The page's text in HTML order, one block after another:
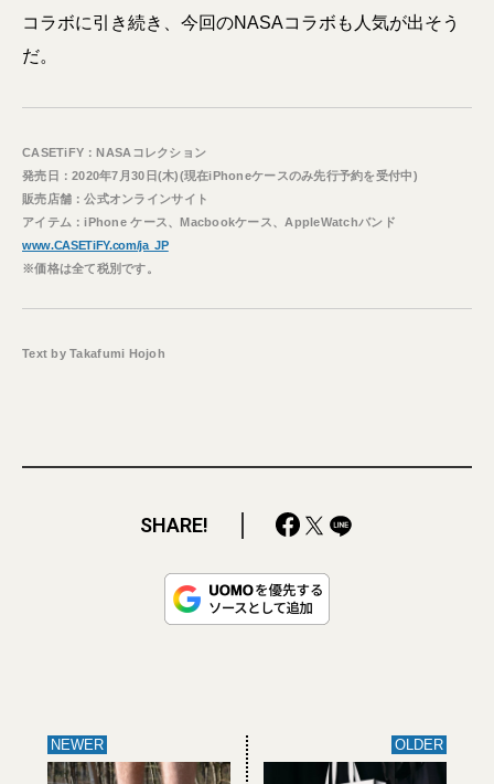
コラボに引き続き、今回のNASAコラボも人気が出そう
だ。
CASETiFY：NASAコレクション
発売日：2020年7月30日(木)(現在iPhoneケースのみ先行予約を受付中)
販売店舗：公式オンラインサイト
アイテム：iPhone ケース、Macbookケース、AppleWatchバンド
www.CASETiFY.com/ja_JP
※価格は全て税別です。
Text by Takafumi Hojoh
SHARE!
NEWER OLDER